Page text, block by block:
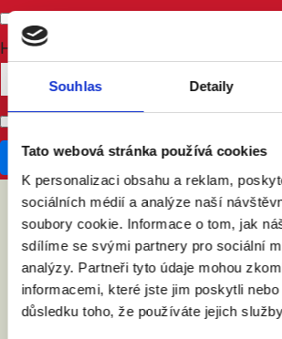
Souhlas Detaily
Tato webová stránka používá cookies
K personalizaci obsahu a reklam,
sociálních médií a analýze naší
soubory cookie. Informace o tom, jak
sdílíme se svými partnery pro sociální
analýzy. Partneři tyto údaje mohou
informacemi, které jste jim poskytli
důsledku toho, že používáte jejich
How many other people are you
ABY VÁM O
NEUNIKLO